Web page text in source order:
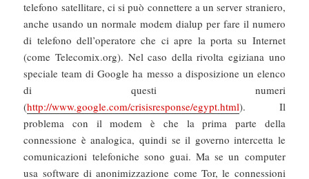
telefono satellitare, ci si può connettere a un server straniero,
anche usando un normale modem dialup per fare il numero
di telefono dell’operatore che ci apre la porta su Internet
(come Telecomix.org). Nel caso della rivolta egiziana uno
speciale team di Google ha messo a disposizione un elenco
di questi numeri
(http://www.google.com/crisisresponse/egypt.html). Il
problema con il modem è che la prima parte della
connessione è analogica, quindi se il governo intercetta le
comunicazioni telefoniche sono guai. Ma se un computer
usa software di anonimizzazione come Tor, le connessioni